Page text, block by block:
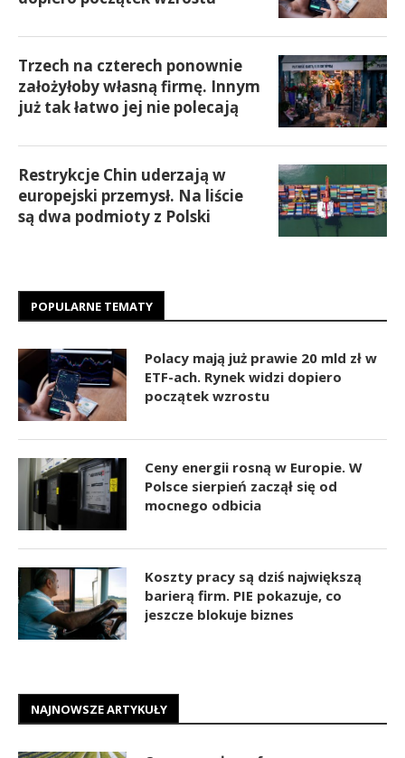
Trzech na czterech ponownie
założyłoby własną firmę. Innym
już tak łatwo jej nie polecają
Restrykcje Chin uderzają w
europejski przemysł. Na liście
są dwa podmioty z Polski
POPULARNE TEMATY
Polacy mają już prawie 20 mld zł w
ETF-ach. Rynek widzi dopiero
początek wzrostu
Ceny energii rosną w Europie. W
Polsce sierpień zaczął się od
mocnego odbicia
Koszty pracy są dziś największą
barierą firm. PIE pokazuje, co
jeszcze blokuje biznes
NAJNOWSZE ARTYKUŁY